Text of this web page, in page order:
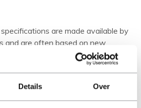
Details Over
are made available by
and are often based on new
product' it has been
items do not include
and manuals (unless otherwise